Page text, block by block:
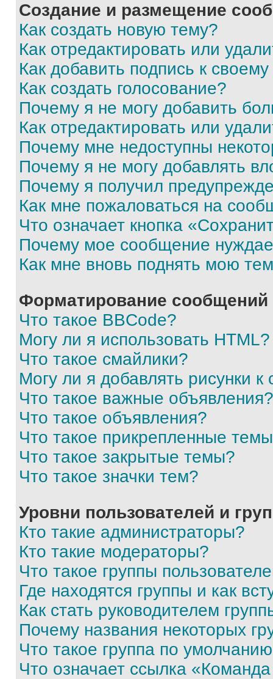
Создание и размещение
Как создать новую тему?
Как отредактировать или
Как добавить подпись к
Как создать голосование?
Почему я не могу добавить
Как отредактировать или
Почему мне недоступны
Почему я не могу добавлять
Почему я получил
Как мне пожаловаться на
Что означает кнопка
Почему мое сообщение
Как мне вновь поднять мою
Форматирование
Что такое BBCode?
Могу ли я использовать HTML?
Что такое смайлики?
Могу ли я добавлять рисунки
Что такое важные объявления?
Что такое объявления?
Что такое прикрепленные
Что такое закрытые темы?
Что такое значки тем?
Уровни пользователей и
Кто такие администраторы?
Кто такие модераторы?
Что такое группы
Где находятся группы и как
Как стать руководителем
Почему названия некоторых
Что такое группа по
Что означает ссылка